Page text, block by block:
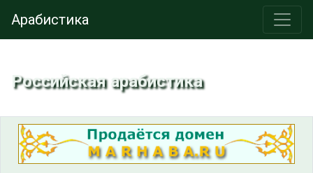
Арабистика
Российская арабистика